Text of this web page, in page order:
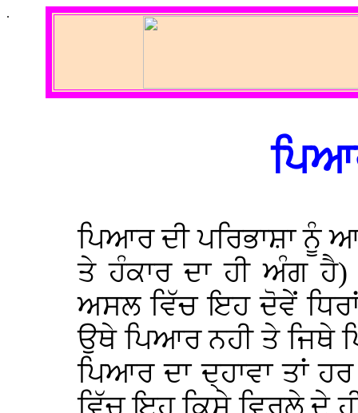
.
ਪਿਆਰ ਦੀ ਪਰਿਭਾਸ਼ਾ ਨੂੰ
ਤੇ ਹੰਕਾਰ ਦਾ ਹੀ ਅੰਗ ਹੈ)
ਅਸਲ ਵਿੱਚ ਇਹ ਦੋਵੇਂ
ਉਥੇ ਪਿਆਰ ਨਹੀ ਤੇ ਜਿਥੇ
ਪਿਆਰ ਦਾ ਦ੍ਹਾਵਾ ਤਾਂ
ਵਿੱਚ ਇਹ ਕਿਸੇ ਵਿਰਲੇ ਦੇ